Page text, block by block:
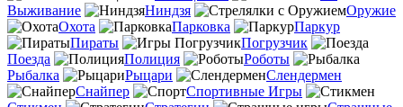
Выживание
Ниндзя
Оружие
Охота
Парковка
Паркур
Пираты
Погрузчик
Поезда
Полиция
Роботы
Рыбалка
Рыцари
Слендермен
Снайпер
Спортивные Игры